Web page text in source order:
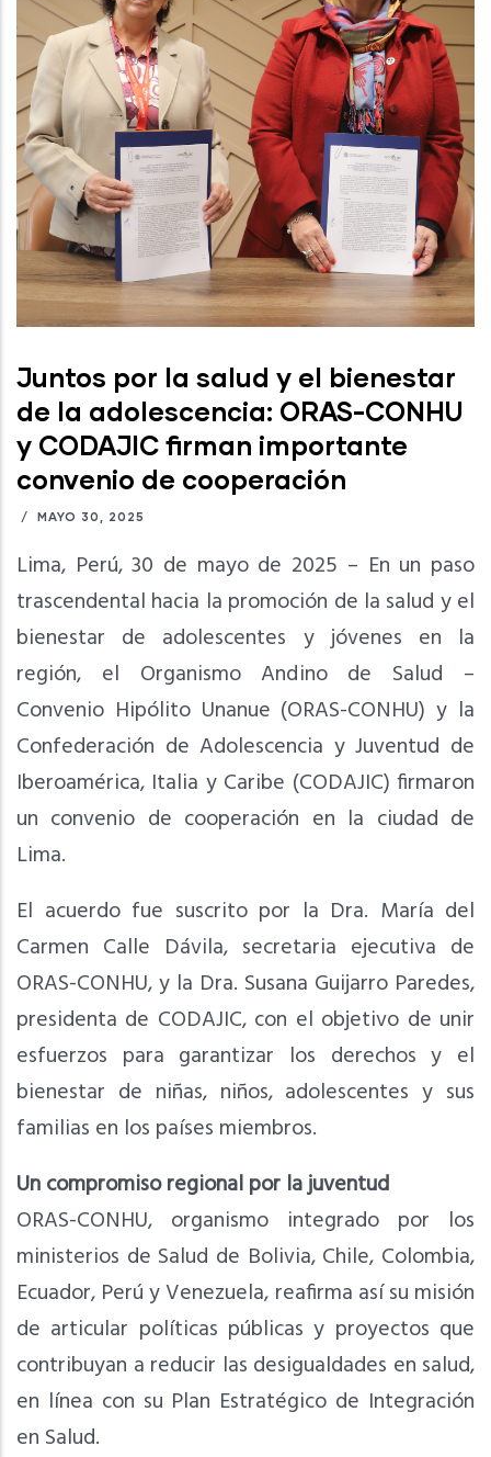
Juntos por la salud y el bienestar
de la adolescencia: ORAS-CONHU
y CODAJIC firman importante
convenio de cooperación
/ MAYO 30, 2025
Lima, Perú, 30 de mayo de 2025 – En un paso
trascendental hacia la promoción de la salud y el
bienestar de adolescentes y jóvenes en la
región, el Organismo Andino de Salud –
Convenio Hipólito Unanue (ORAS-CONHU) y la
Confederación de Adolescencia y Juventud de
Iberoamérica, Italia y Caribe (CODAJIC) firmaron
un convenio de cooperación en la ciudad de
Lima.
El acuerdo fue suscrito por la Dra. María del
Carmen Calle Dávila, secretaria ejecutiva de
ORAS-CONHU, y la Dra. Susana Guijarro Paredes,
presidenta de CODAJIC, con el objetivo de unir
esfuerzos para garantizar los derechos y el
bienestar de niñas, niños, adolescentes y sus
familias en los países miembros.
Un compromiso regional por la juventud
ORAS-CONHU, organismo integrado por los
ministerios de Salud de Bolivia, Chile, Colombia,
Ecuador, Perú y Venezuela, reafirma así su misión
de articular políticas públicas y proyectos que
contribuyan a reducir las desigualdades en salud,
en línea con su Plan Estratégico de Integración
en Salud.